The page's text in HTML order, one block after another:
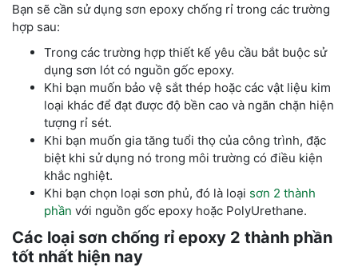
Bạn sẽ cần sử dụng sơn epoxy chống rỉ trong các trường
hợp sau:
Trong các trường hợp thiết kế yêu cầu bắt buộc sử
dụng sơn lót có nguồn gốc epoxy.
Khi bạn muốn bảo vệ sắt thép hoặc các vật liệu kim
loại khác để đạt được độ bền cao và ngăn chặn hiện
tượng rỉ sét.
Khi bạn muốn gia tăng tuổi thọ của công trình, đặc
biệt khi sử dụng nó trong môi trường có điều kiện
khắc nghiệt.
Khi bạn chọn loại sơn phủ, đó là loại sơn 2 thành
phần với nguồn gốc epoxy hoặc PolyUrethane.
Các loại sơn chống rỉ epoxy 2 thành phần
tốt nhất hiện nay